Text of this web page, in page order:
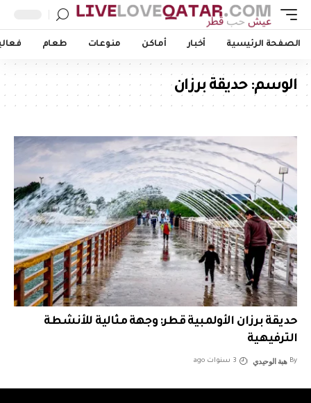
الصفحة الرئيسية أخبار أماكن منوعات طعام
الوسم:حديقة برزان
حديقة برزان الأولمبية قطر: وجهة مثالية للأنشطة
الترفيهية
By هبة الوحيدي 3 سنوات ago